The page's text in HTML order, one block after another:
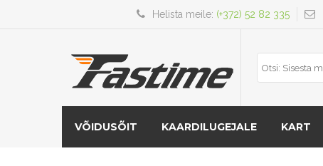
Helista meile: (+372) 52 82 335
VÕIDUSÕIT KAARDILUGEJALE KART